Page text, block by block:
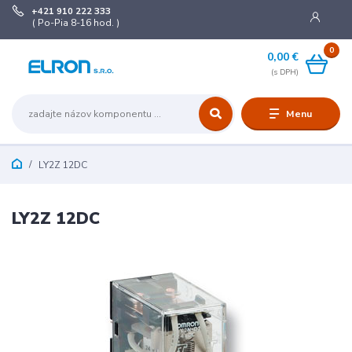
Menu
+421 910 222 333
( Po-Pia 8-16 hod. )
0
0,00 €
LY2Z 12DC
LY2Z 12DC